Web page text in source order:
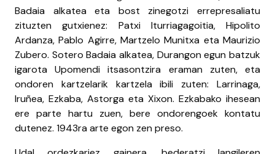
Badaia alkatea eta bost zinegotzi errepresaliatu
zituzten gutxienez: Patxi Iturriagagoitia, Hipolito
Ardanza, Pablo Agirre, Martzelo Munitxa eta Maurizio
Zubero. Sotero Badaia alkatea, Durangon egun batzuk
igarota Upomendi itsasontzira eraman zuten, eta
ondoren kartzelarik kartzela ibili zuten: Larrinaga,
Iruñea, Ezkaba, Astorga eta Xixon. Ezkabako ihesean
ere parte hartu zuen, bere ondorengoek kontatu
dutenez. 1943ra arte egon zen preso.